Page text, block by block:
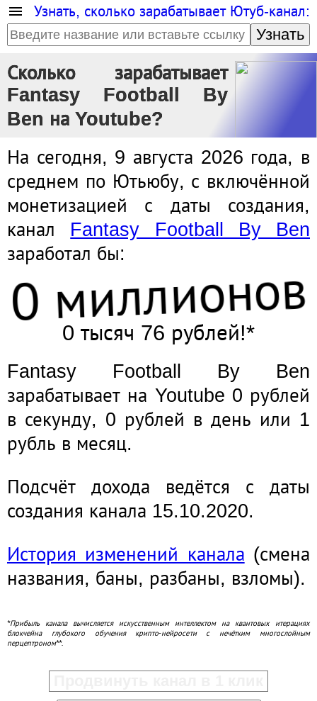
Узнать, сколько зарабатывает Ютуб-канал:
Узнать
Сколько зарабатывает
Fantasy Football By
Ben на Youtube?
На сегодня, 9 августа 2026 года, в
среднем по Ютьюбу, с включённой
монетизацией с даты создания,
канал Fantasy Football By Ben
заработал бы:
0 миллионов
0 тысяч 76 рублей!*
Fantasy Football By Ben
зарабатывает на Youtube 0 рублей
в секунду, 0 рублей в день или 1
рубль в месяц.
Подсчёт дохода ведётся с даты
создания канала 15.10.2020.
История изменений канала (смена
названия, баны, разбаны, взломы).
*Прибыль канала вычисляется искусственным интеллектом на квантовых итерациях
блокчейна глубокого обучения крипто-нейросети с нечётким многослойным
перцептроном**.